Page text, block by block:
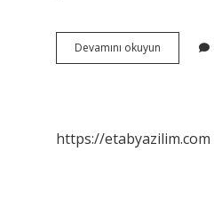
Devamını okuyun Bebekler
Kaç
https://etabyazilim.com